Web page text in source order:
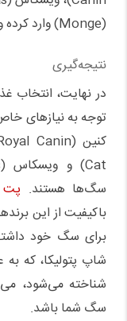
(Monge) وارد کرده و با قیمتی مناسب به شما عرضه می‌کند.
نتیجه‌گیری
در نهایت، انتخاب
توجه به نیازهای
سگ‌ها هستند. پت
باکیفیت از این
برای سگ خود
شاپ پتولیکا، که به
شناخته می‌شود،
سگ شما باشد.